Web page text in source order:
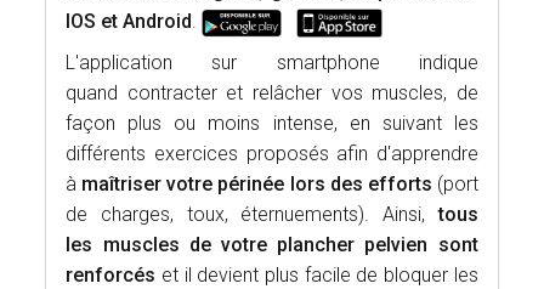
IOS et Android.
L'application sur smartphone indique
quand contracter et relâcher vos muscles, de
façon plus ou moins intense, en suivant les
différents exercices proposés afin d'apprendre
à maîtriser votre périnée lors des efforts (port
de charges, toux, éternuements). Ainsi,tous
les muscles de votre plancher pelvien sont
renforcés et il devient plus facile de bloquer les